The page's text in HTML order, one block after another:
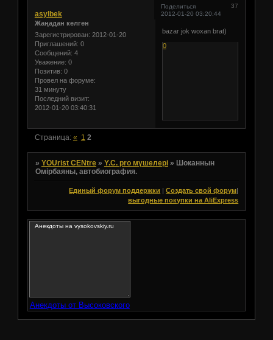
Поделиться
37
2012-01-20 03:20:44
asylbek
Жаңадан келген
Зарегистрирован: 2012-01-20
Приглашений: 0
Сообщений: 4
Уважение: 0
Позитив: 0
Провел на форуме:
31 минуту
Последний визит:
2012-01-20 03:40:31
bazar jok woxan brat)
0
Страница: « 1 2
» YOUrist CENtre » Y.C. pro мүшелері » Шоканнын
Омiрбаяны, автобиография.
Единый форум поддержки |Создать свой форум
выгодные покупки на AliExpress
Анекдоты от Высоковского